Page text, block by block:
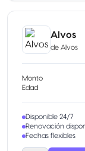
Alvos
de Alvos
Monto
Edad
Disponible 24/7
Renovación
Fechas flexibles